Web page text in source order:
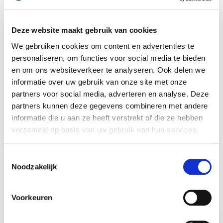
Deze website maakt gebruik van cookies
We gebruiken cookies om content en advertenties te
personaliseren, om functies voor social media te bieden
en om ons websiteverkeer te analyseren. Ook delen we
informatie over uw gebruik van onze site met onze
partners voor social media, adverteren en analyse. Deze
partners kunnen deze gegevens combineren met andere
informatie die u aan ze heeft verstrekt of die ze hebben
verzameld op basis van uw gebruik van hun services.
Noodzakelijk
Voorkeuren
4van 5
Ook vanuit de deelnemers hoorde ik: een inspirerend
verhaal, waar we echt mee aan de slag gaan / willen.
Een helder betoog, dat ook online de mensen 2 uur
lang wist te boeien.
Cock Wielaard, Lentiz
Beoordeeld4.67 klantbeoordelingen